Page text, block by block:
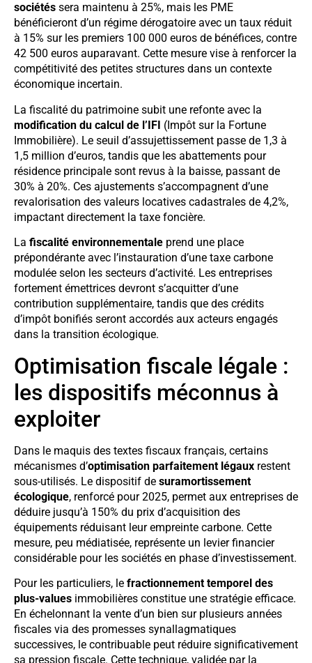
sociétés sera maintenu à 25%, mais les PME
bénéficieront d’un régime dérogatoire avec un taux réduit
à 15% sur les premiers 100 000 euros de bénéfices, contre
42 500 euros auparavant. Cette mesure vise à renforcer la
compétitivité des petites structures dans un contexte
économique incertain.
La fiscalité du patrimoine subit une refonte avec la
modification du calcul de l’IFI (Impôt sur la Fortune
Immobilière). Le seuil d’assujettissement passe de 1,3 à
1,5 million d’euros, tandis que les abattements pour
résidence principale sont revus à la baisse, passant de
30% à 20%. Ces ajustements s’accompagnent d’une
revalorisation des valeurs locatives cadastrales de 4,2%,
impactant directement la taxe foncière.
La fiscalité environnementale prend une place
prépondérante avec l’instauration d’une taxe carbone
modulée selon les secteurs d’activité. Les entreprises
fortement émettrices devront s’acquitter d’une
contribution supplémentaire, tandis que des crédits
d’impôt bonifiés seront accordés aux acteurs engagés
dans la transition écologique.
Optimisation fiscale légale :
les dispositifs méconnus à
exploiter
Dans le maquis des textes fiscaux français, certains
mécanismes d’optimisation parfaitement légaux restent
sous-utilisés. Le dispositif de suramortissement
écologique, renforcé pour 2025, permet aux entreprises de
déduire jusqu’à 150% du prix d’acquisition des
équipements réduisant leur empreinte carbone. Cette
mesure, peu médiatisée, représente un levier financier
considérable pour les sociétés en phase d’investissement.
Pour les particuliers, le fractionnement temporel des
plus-values immobilières constitue une stratégie efficace.
En échelonnant la vente d’un bien sur plusieurs années
fiscales via des promesses synallagmatiques
successives, le contribuable peut réduire significativement
sa pression fiscale. Cette technique, validée par la